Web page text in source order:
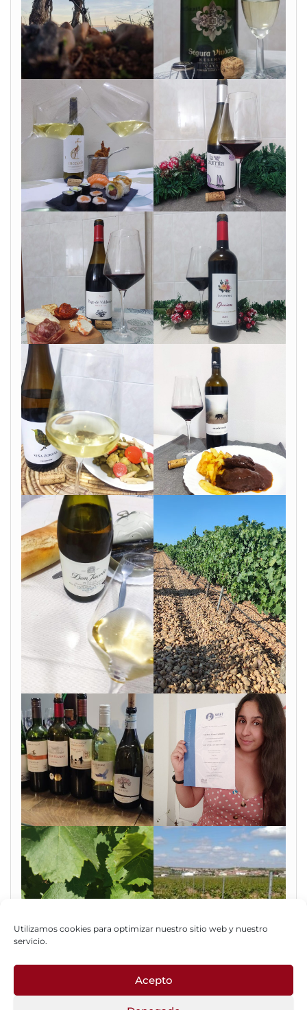
Utilizamos cookies para optimizar nuestro sitio web y nuestro
servicio.
Acepto